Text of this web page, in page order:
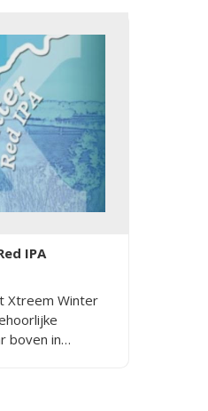
IPA
Xtreem Winter
boven in